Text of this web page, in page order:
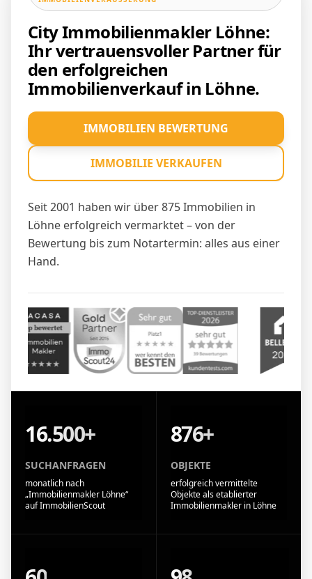
City Immobilienmakler Löhne:
Ihr vertrauensvoller Partner für
den erfolgreichen
Immobilienverkauf in Löhne.
Seit 2001 haben wir über 875 Immobilien in
Löhne erfolgreich vermarktet – von der
Bewertung bis zum Notartermin: alles aus einer
Hand.
IMMOBILIEN BEWERTUNG
IMMOBILIE VERKAUFEN
16.500+
SUCHANFRAGEN
monatlich nach
„Immobilienmakler Löhne“
auf ImmobilienScout
876+
OBJEKTE
erfolgreich vermittelte
Objekte als etablierter
Immobilienmakler in Löhne